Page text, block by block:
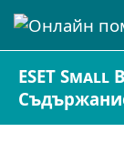
ESET Small